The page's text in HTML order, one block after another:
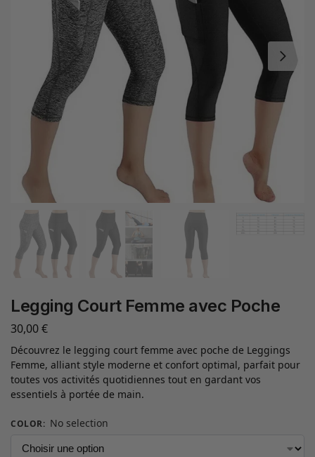
Legging Court Femme avec Poche
30,00€
Découvrez le legging court femme avec poche de Leggings
Femme, alliant style moderne et confort optimal, parfait pour
toutes vos activités quotidiennes tout en gardant vos
essentiels à portée de main.
COLOR: No selection